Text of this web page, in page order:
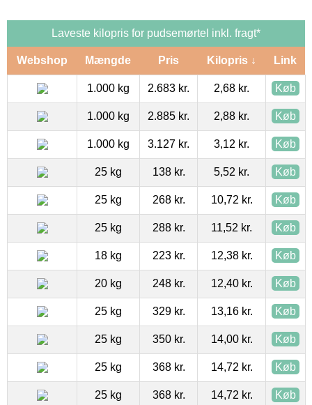
Laveste kilopris for pudsemørtel inkl. fragt*
Webshop Mængde Pris Kilopris ↓ Link
1.000 kg 2.683 kr. 2,68 kr. Køb
1.000 kg 2.885 kr. 2,88 kr. Køb
1.000 kg 3.127 kr. 3,12 kr. Køb
25 kg 138 kr. 5,52 kr. Køb
25 kg 268 kr. 10,72 kr. Køb
25 kg 288 kr. 11,52 kr. Køb
18 kg 223 kr. 12,38 kr. Køb
20 kg 248 kr. 12,40 kr. Køb
25 kg 329 kr. 13,16 kr. Køb
25 kg 350 kr. 14,00 kr. Køb
25 kg 368 kr. 14,72 kr. Køb
25 kg 368 kr. 14,72 kr. Køb